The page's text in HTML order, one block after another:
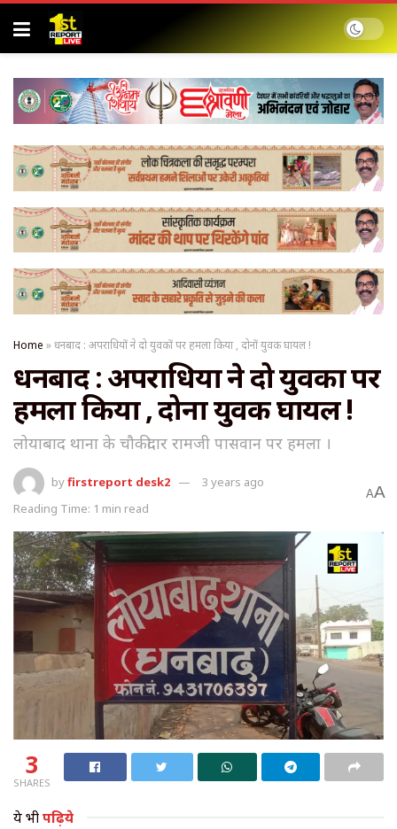
Home »धनबाद : अपराधियों ने दो युवकों पर हमला किया , दोनों युवक घायल !
धनबाद : अपराधियों ने दो युवकों पर
हमला किया , दोनों युवक घायल !
लोयाबाद थाना के चौकीदार रामजी पासवान पर हमला ।
byfirstreport desk2
3 years ago
Reading Time: 1 min read
AA
3
SHARES
ये भीपढ़िये